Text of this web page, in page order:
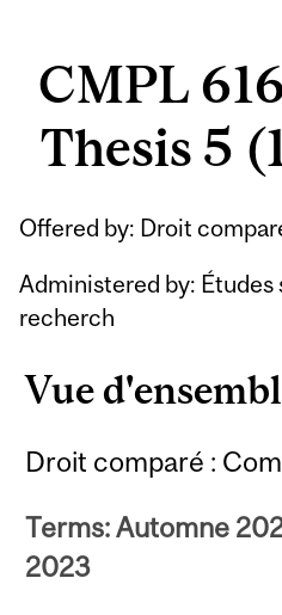
CMPL
Thesis 5
Offered by: Droit
Administered by: Études
recherch
Vue
Droit comparé :
Terms: Automne
2023
Related
Content